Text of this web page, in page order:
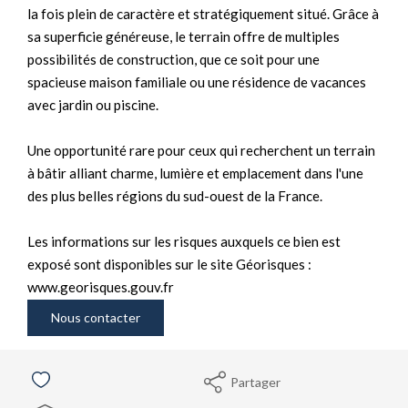
la fois plein de caractère et stratégiquement situé. Grâce à
sa superficie généreuse, le terrain offre de multiples
possibilités de construction, que ce soit pour une
spacieuse maison familiale ou une résidence de vacances
avec jardin ou piscine.
Une opportunité rare pour ceux qui recherchent un terrain
à bâtir alliant charme, lumière et emplacement dans l'une
des plus belles régions du sud-ouest de la France.
Les informations sur les risques auxquels ce bien est
exposé sont disponibles sur le site Géorisques :
www.georisques.gouv.fr
Nous contacter
Partager